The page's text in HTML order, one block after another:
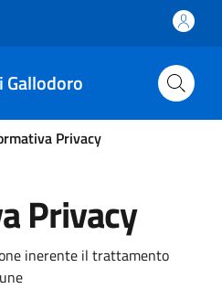
Gallodoro
Privacy
Privacy
inerente il trattamento